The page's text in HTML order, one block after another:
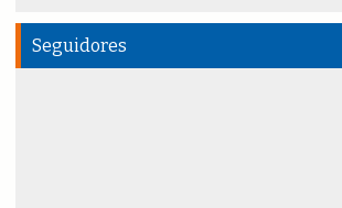
Seguidores